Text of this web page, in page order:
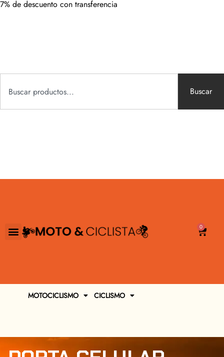
7% de descuento con transferencia
Buscar
0
MOTOCICLISMO CICLISMO